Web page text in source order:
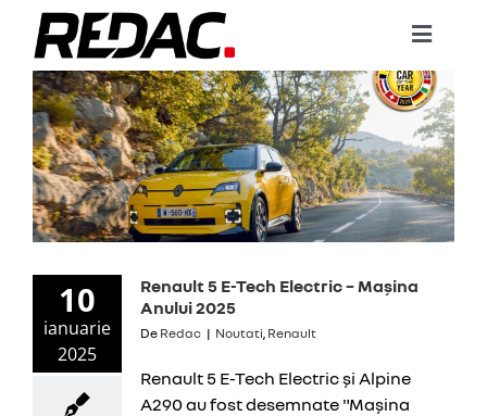
content
Toggle
DACIA
10
ianuarie
2025
Renault 5 E-Tech Electric – Mașina
Anului 2025
De Redac | Noutati Renault
Renault 5 E-Tech Electric și Alpine
A290 au fost desemnate "Mașina